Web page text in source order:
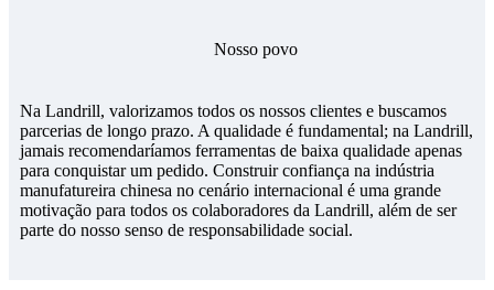
Nosso povo
Na Landrill, valorizamos todos os nossos clientes e buscamos
parcerias de longo prazo. A qualidade é fundamental; na Landrill,
jamais recomendaríamos ferramentas de baixa qualidade apenas
para conquistar um pedido. Construir confiança na indústria
manufatureira chinesa no cenário internacional é uma grande
motivação para todos os colaboradores da Landrill, além de ser
parte do nosso senso de responsabilidade social.